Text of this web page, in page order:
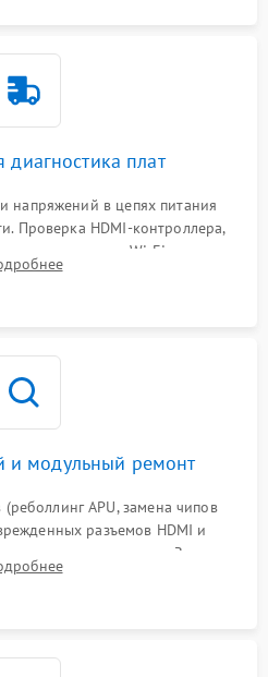
диагностика плат
напряжений в цепях питания
Проверка HDMI-контроллера,
памяти и модуля Wi-Fi
и модульный ремонт
APU, замена чипов
разъемов HDMI и
дорожек. Замена
SSD или лазерной головки